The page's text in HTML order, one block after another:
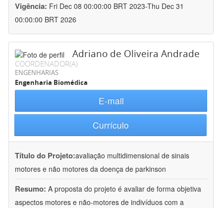
Vigência: Fri Dec 08 00:00:00 BRT 2023-Thu Dec 31
00:00:00 BRT 2026
Adriano de Oliveira Andrade
COORDENADOR(A)
ENGENHARIAS
Engenharia Biomédica
E-mail
Currículo
Título do Projeto:avaliação multidimensional de sinais
motores e não motores da doença de parkinson
Resumo: A proposta do projeto é avaliar de forma objetiva
aspectos motores e não-motores de indivíduos com a